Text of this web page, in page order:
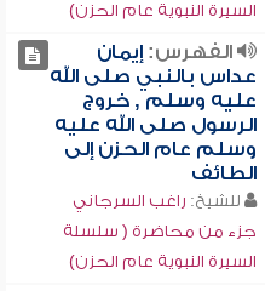
السيرة النبوية عام الحزن)
الفهرس:إيمان
عداس بالنبي صلى الله
عليه وسلم , خروج
الرسول صلى الله عليه
وسلم عام الحزن إلى
الطائف
للشيخ: راغب السرجاني
جزء من محاضرة ( سلسلة
السيرة النبوية عام الحزن)